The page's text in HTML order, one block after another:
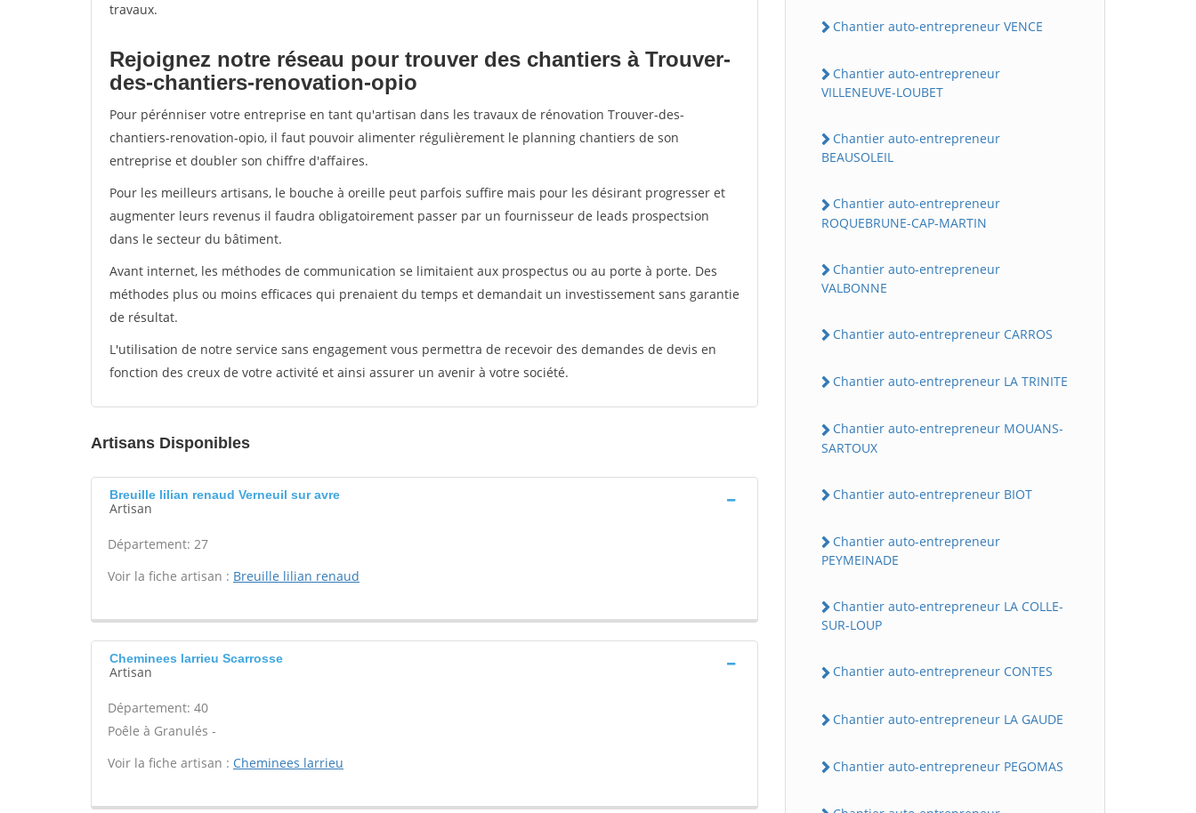
travaux.
Rejoignez notre réseau pour trouver des chantiers à Trouver-
des-chantiers-renovation-opio
Pour pérénniser votre entreprise en tant qu'artisan dans les travaux de rénovation Trouver-des-
chantiers-renovation-opio, il faut pouvoir alimenter régulièrement le planning chantiers de son
entreprise et doubler son chiffre d'affaires.
Pour les meilleurs artisans, le bouche à oreille peut parfois suffire mais pour les désirant progresser et
augmenter leurs revenus il faudra obligatoirement passer par un fournisseur de leads prospectsion
dans le secteur du bâtiment.
Avant internet, les méthodes de communication se limitaient aux prospectus ou au porte à porte. Des
méthodes plus ou moins efficaces qui prenaient du temps et demandait un investissement sans garantie
de résultat.
L'utilisation de notre service sans engagement vous permettra de recevoir des demandes de devis en
fonction des creux de votre activité et ainsi assurer un avenir à votre société.
Artisans Disponibles
Breuille lilian renaud Verneuil sur avre
Artisan
Département: 27
Voir la fiche artisan : Breuille lilian renaud
Cheminees larrieu Scarrosse
Artisan
Département: 40
Poêle à Granulés -
Voir la fiche artisan : Cheminees larrieu
Chantier auto-entrepreneur VENCE
Chantier auto-entrepreneur
VILLENEUVE-LOUBET
Chantier auto-entrepreneur
BEAUSOLEIL
Chantier auto-entrepreneur
ROQUEBRUNE-CAP-MARTIN
Chantier auto-entrepreneur
VALBONNE
Chantier auto-entrepreneur CARROS
Chantier auto-entrepreneur LA TRINITE
Chantier auto-entrepreneur MOUANS-
SARTOUX
Chantier auto-entrepreneur BIOT
Chantier auto-entrepreneur
PEYMEINADE
Chantier auto-entrepreneur LA COLLE-
SUR-LOUP
Chantier auto-entrepreneur CONTES
Chantier auto-entrepreneur LA GAUDE
Chantier auto-entrepreneur PEGOMAS